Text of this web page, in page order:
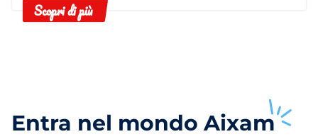
Scopri di più
Entra nel mondo Aixam